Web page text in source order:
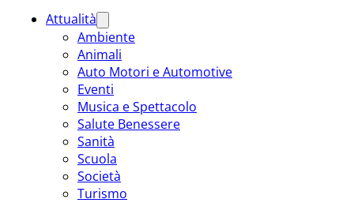
Attualità
Ambiente
Animali
Auto Motori e Automotive
Eventi
Musica e Spettacolo
Salute Benessere
Sanità
Scuola
Società
Turismo